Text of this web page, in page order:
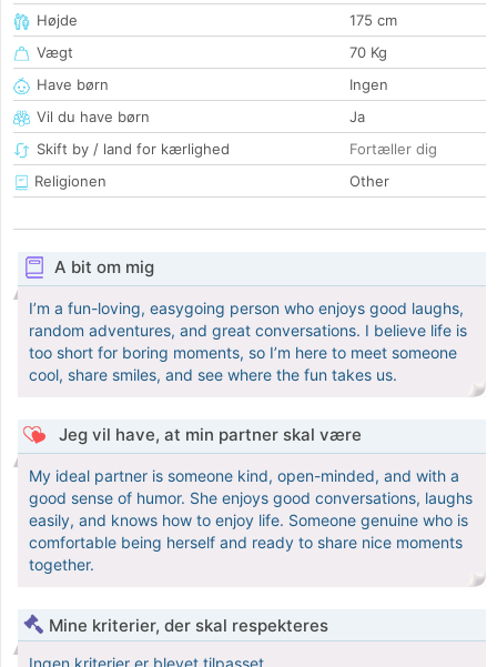
Højde
175 cm
Vægt
70 Kg
Have børn
Ingen
Vil du have børn
Ja
Skift by / land for kærlighed
Fortæller dig
Religionen
Other
A bit om mig
I’m a fun-loving, easygoing person who enjoys good laughs,
random adventures, and great conversations. I believe life is
too short for boring moments, so I’m here to meet someone
cool, share smiles, and see where the fun takes us.
Jeg vil have, at min partner skal være
My ideal partner is someone kind, open-minded, and with a
good sense of humor. She enjoys good conversations, laughs
easily, and knows how to enjoy life. Someone genuine who is
comfortable being herself and ready to share nice moments
together.
Mine kriterier, der skal respekteres